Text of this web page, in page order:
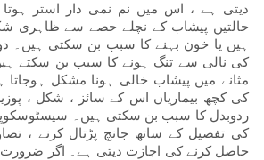
دیتی ہے ، اس میں نم نمی دار استر
حالتیں پیشاب کے نچلے حصے سے ظاہری
ہیں یا خون بہنے کا سبب بن سکتی ہیں۔
کی نالی سے تنگ ہونے کا سبب بن سکتے
مثانے میں پیشاب خالی ہونا مشکل ہوجاتا
کی کچھ بیماریاں اس کے سائز ، شکل ،
ردوبدل کا سبب بن سکتی ہیں۔
کی تفصیل کے ساتھ جانچ پڑتال کرنے ،
حاصل کرنے کی اجازت دیتی ہے۔ اگر ضرورت